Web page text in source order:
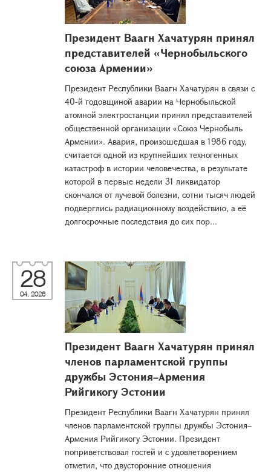
Президент Ваагн Хачатурян принял
представителей «Чернобыльского
союза Армении»
Президент Республики Ваагн Хачатурян в связи с
40-й годовщиной аварии на Чернобыльской
атомной электростанции принял представителей
общественной организации «Союз Чернобыль
Армении». Авария, произошедшая в 1986 году,
считается одной из крупнейших техногенных
катастроф в истории человечества, в результате
которой в первые недели 31 ликвидатор
скончался от лучевой болезни, сотни тысяч людей
подверглись радиационному воздействию, а её
долгосрочные последствия до сих пор...
28
04, 2026
Президент Ваагн Хачатурян принял
членов парламентской группы
дружбы Эстония–Армения
Рийгикогу Эстонии
Президент Республики Ваагн Хачатурян принял
членов парламентской группы дружбы Эстония–
Армения Рийгикогу Эстонии. Президент
поприветствовал гостей и с удовлетворением
отметил, что двусторонние отношения